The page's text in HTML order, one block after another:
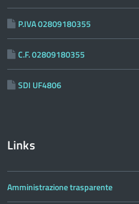
P.IVA 02809180355
C.F. 02809180355
SDI UF4806
Links
Amministrazione trasparente